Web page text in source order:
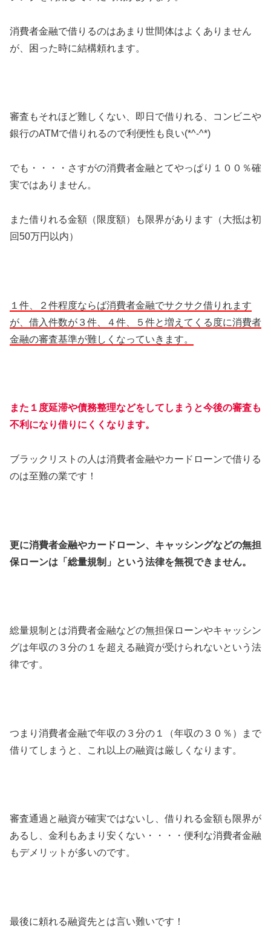
消費者金融で借りるのはあまり世間体はよくありません
が、困った時に結構頼れます。
審査もそれほど難しくない、即日で借りれる、コンビニや
銀行のATMで借りれるので利便性も良い(*^-^*)
でも・・・・さすがの消費者金融とてやっぱり１００％確
実ではありません。
また借りれる金額（限度額）も限界があります（大抵は初
回50万円以内）
１件、２件程度ならば消費者金融でサクサク借りれます
が、借入件数が３件、４件、５件と増えてくる度に消費者
金融の審査基準が難しくなっていきます。
また１度延滞や債務整理などをしてしまうと今後の審査も
不利になり借りにくくなります。
ブラックリストの人は消費者金融やカードローンで借りる
のは至難の業です！
更に消費者金融やカードローン、キャッシングなどの無担
保ローンは「総量規制」という法律を無視できません。
総量規制とは消費者金融などの無担保ローンやキャッシン
グは年収の３分の１を超える融資が受けられないという法
律です。
つまり消費者金融で年収の３分の１（年収の３０％）まで
借りてしまうと、これ以上の融資は厳しくなります。
審査通過と融資が確実ではないし、借りれる金額も限界が
あるし、金利もあまり安くない・・・・便利な消費者金融
もデメリットが多いのです。
最後に頼れる融資先とは言い難いです！